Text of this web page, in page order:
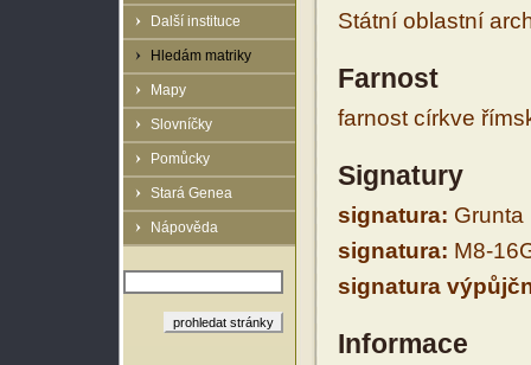
Další instituce
Hledám matriky
Mapy
Slovníčky
Pomůcky
Stará Genea
Nápověda
Státní oblastní
Farnost
farnost církve
Signatury
signatura: Grunta
signatura: M8-
signatura
Informace